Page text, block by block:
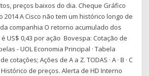
preços baixos do dia. Cheque Gráfico
2014 A Cisco não tem um histórico longo de
companhia O retorno acumulado dos
US$ 0,43 por ação Bovespa: Cotação de
- UOL Economia Principal · Tabela
cotações; Ações de A a Z. TODAS · A · B · C
Histórico de preços. Alerta de HD Interno